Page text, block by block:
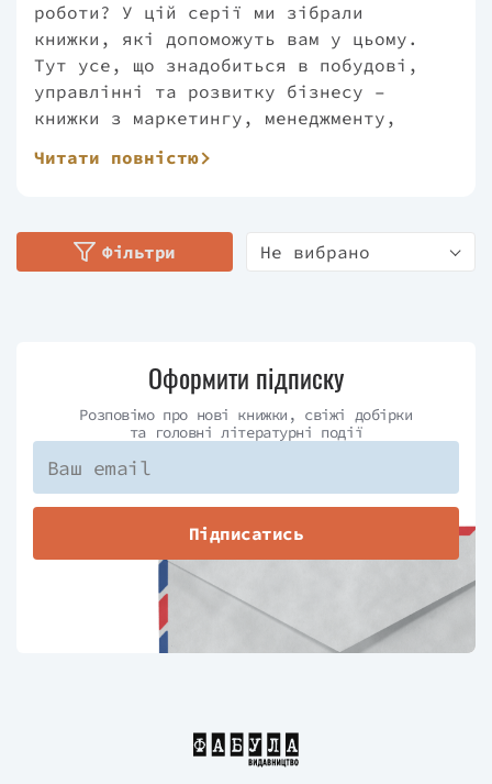
роботи? У цій серії ми зібрали
книжки, які допоможуть вам у цьому.
Тут усе, що знадобиться в побудові,
управлінні та розвитку бізнесу –
книжки з маркетингу, менеджменту,
найкращих світових експертів. Ніякої
цій серії: «Стратегія, що працює»
Чезаре Мейнарді, «Маркетингові війни»
Читати повністю
Фільтри Не вибрано
Оформити підписку
Розповімо про нові книжки, свіжі добірки
та головні літературні події
Підписатись